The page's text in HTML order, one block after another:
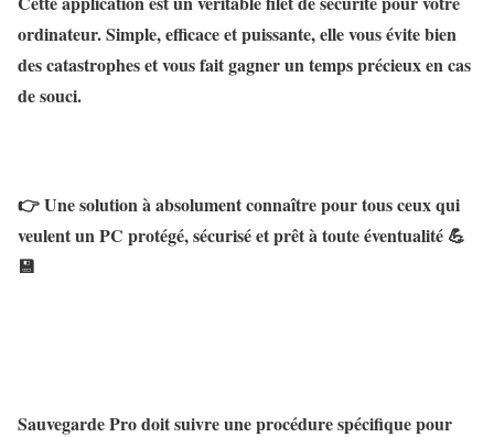
ordinateur. Simple, efficace et puissante, elle vous évite bien
des catastrophes et vous fait gagner un temps précieux en cas
de souci.
👉 Une solution à absolument connaître pour tous ceux qui
veulent un PC protégé, sécurisé et prêt à toute éventualité 💪
💾
Sauvegarde Pro doit suivre une procédure spécifique pour